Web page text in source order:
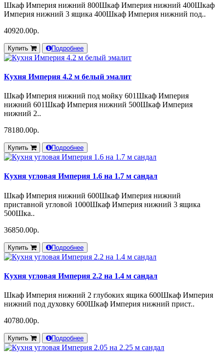
Шкаф Империя нижний 800Шкаф Империя нижний 400Шкаф
Империя нижний 3 ящика 400Шкаф Империя нижний под..
40920.00р.
Купить Подробнее
Кухня Империя 4.2 м белый эмалит
Шкаф Империя нижний под мойку 601Шкаф Империя
нижний 601Шкаф Империя нижний 500Шкаф Империя
нижний 2..
78180.00р.
Купить Подробнее
Кухня угловая Империя 1.6 на 1.7 м сандал
Шкаф Империя нижний 600Шкаф Империя нижний
приставной угловой 1000Шкаф Империя нижний 3 ящика
500Шка..
36850.00р.
Купить Подробнее
Кухня угловая Империя 2.2 на 1.4 м сандал
Шкаф Империя нижний 2 глубоких ящика 600Шкаф Империя
нижний под духовку 600Шкаф Империя нижний прист..
40780.00р.
Купить Подробнее